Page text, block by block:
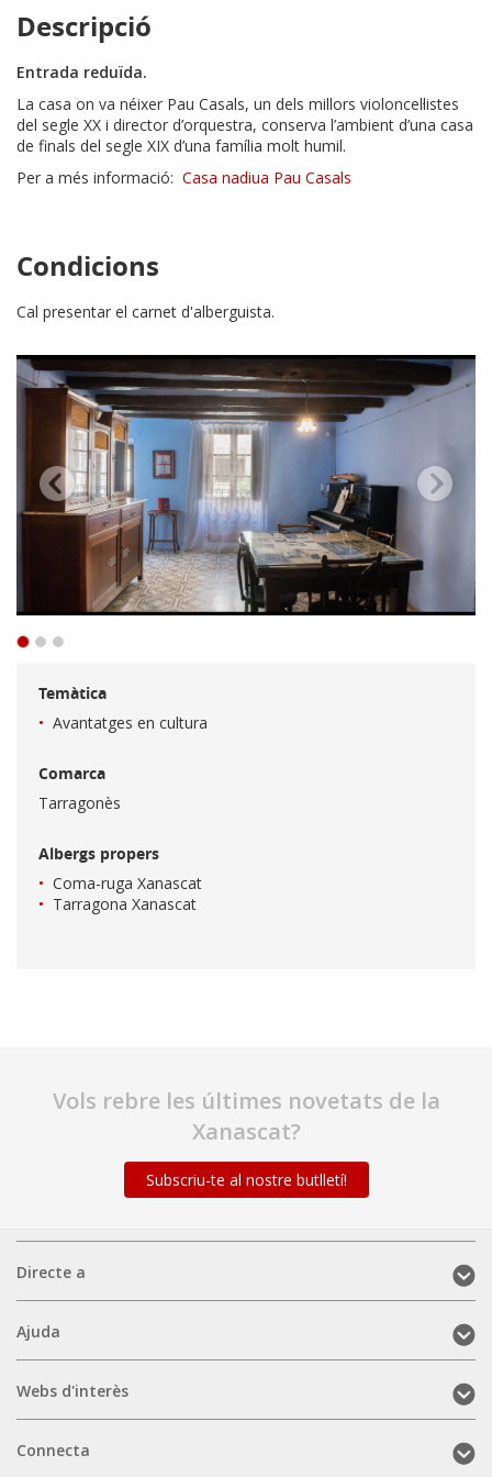
Descripció
Entrada reduïda.
La casa on va néixer Pau Casals, un dels millors violoncel·listes
del segle XX i director d’orquestra, conserva l’ambient d’una casa
de finals del segle XIX d’una família molt humil.
Per a més informació: Casa nadiua Pau Casals
Condicions
Cal presentar el carnet d'alberguista.
Temàtica
Avantatges en cultura
Comarca
Tarragonès
Albergs propers
Coma-ruga Xanascat
Tarragona Xanascat
Vols rebre les últimes novetats de la
Xanascat?
Subscriu-te al nostre butlletí!
Directe
a
Directe a
Ajuda
(mobile)
Ajuda
Webs
d'interès
Webs d'interès
Connecta
Connecta